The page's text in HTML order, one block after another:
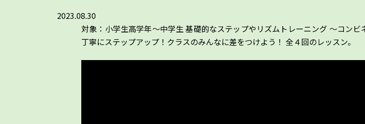
2023.08.30
対象：小学生高学年～中学生 基礎的なステップやリズムトレーニング ～コンビ
丁寧にステップアップ！クラスのみんなに差をつけよう！ 全４回のレッスン。